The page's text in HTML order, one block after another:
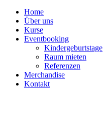
Home
Über uns
Kurse
Eventbooking
Kindergeburtstage
Raum mieten
Referenzen
Merchandise
Kontakt